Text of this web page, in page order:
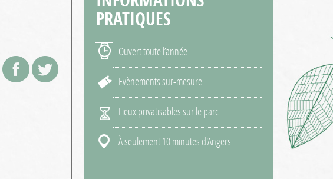
PRATIQUES
Ouvert toute l’année
Evènements sur-mesure
Lieux privatisables sur le parc
À seulement 10 minutes d'Angers